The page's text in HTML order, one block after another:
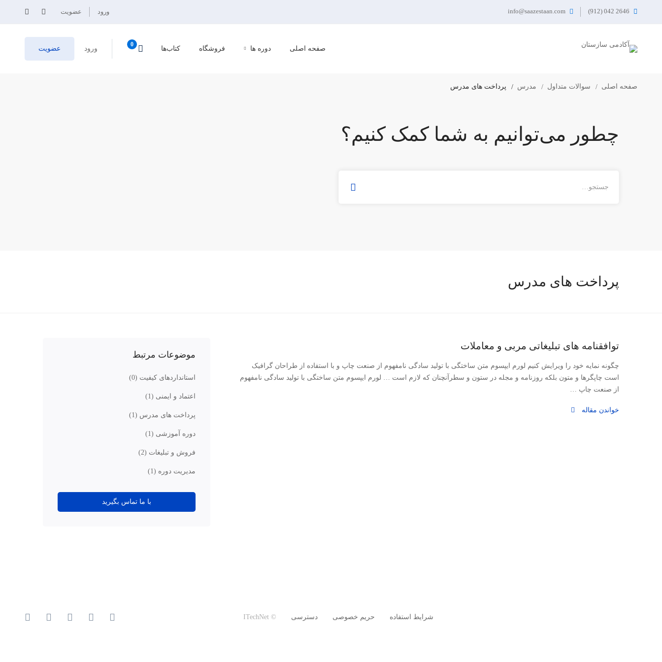
2646 042 (912)
info@saazestaan.com ورود عضویت
صفحه اصلی دوره ها فروشگاه کتاب‌ها ورود عضویت
صفحه اصلی سوالات متداول مدرس پرداخت های مدرس
چطور می‌توانیم به شما کمک کنیم؟
پرداخت های مدرس
توافقنامه های تبلیغاتی مربی و معاملات
چگونه نمایه خود را ویرایش کنیم لورم ایپسوم متن ساختگی با تولید سادگی نامفهوم از صنعت چاپ و با استفاده از طراحان گرافیک
است چاپگرها و متون بلکه روزنامه و مجله در ستون و سطرآنچنان که لازم است … لورم ایپسوم متن ساختگی با تولید سادگی نامفهوم
از صنعت چاپ …
خواندن مقاله
موضوعات مرتبط
استانداردهای کیفیت (0)
اعتماد و ایمنی (1)
پرداخت های مدرس (1)
دوره آموزشی (1)
فروش و تبلیغات (2)
مدیریت دوره (1)
با ما تماس بگیرید
شرایط استفاده حریم خصوصی دسترسی © ITechNet